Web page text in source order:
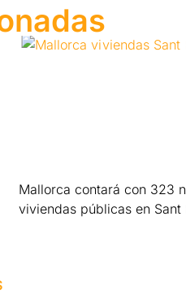
Mallorca contará con 323
viviendas públicas en Sant